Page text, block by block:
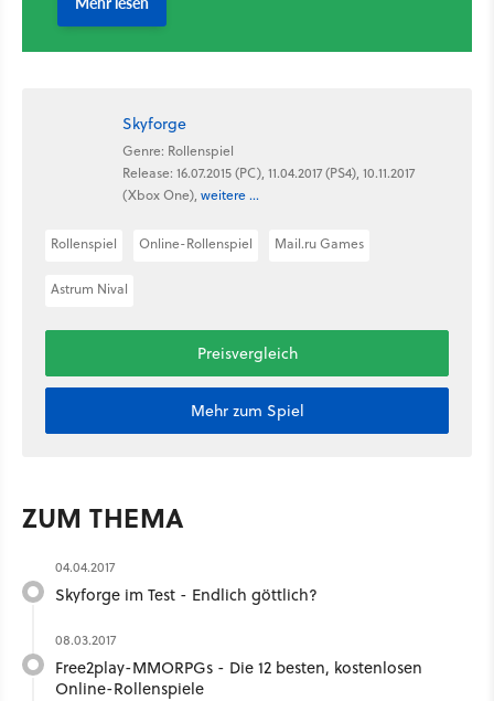
Skyforge
Genre: Rollenspiel
Release: 16.07.2015 (PC), 11.04.2017 (PS4), 10.11.2017
(Xbox One), weitere ...
Rollenspiel Online-Rollenspiel Mail.ru Games
Astrum Nival
Preisvergleich
Mehr zum Spiel
ZUM THEMA
04.04.2017
Skyforge im Test - Endlich göttlich?
08.03.2017
Free2play-MMORPGs - Die 12 besten, kostenlosen
Online-Rollenspiele